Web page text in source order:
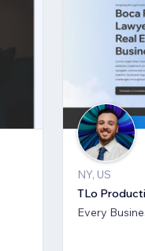
NY, US
TLo
Every